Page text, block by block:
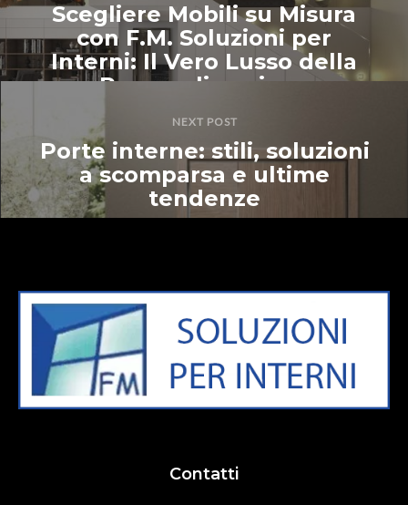
Scegliere Mobili su Misura
con F.M. Soluzioni per
Interni: Il Vero Lusso della
Personalizzazione
NEXT POST
Porte interne: stili, soluzioni
a scomparsa e ultime
tendenze
Contatti